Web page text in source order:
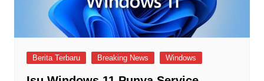
Berita Terbaru Breaking News Windows